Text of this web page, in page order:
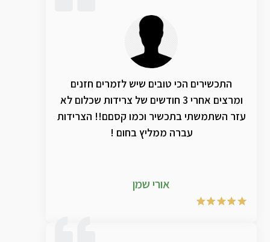
התכשירים הכי טובים שיש לזמרים חזנים
ומרצים אחרי 3 חודשים של צרידות שכלום לא
עזר השתמשתי בתכשיר וכמו קסםם!! הצרידות
עברה ממליץ בחום !
אורי שמן